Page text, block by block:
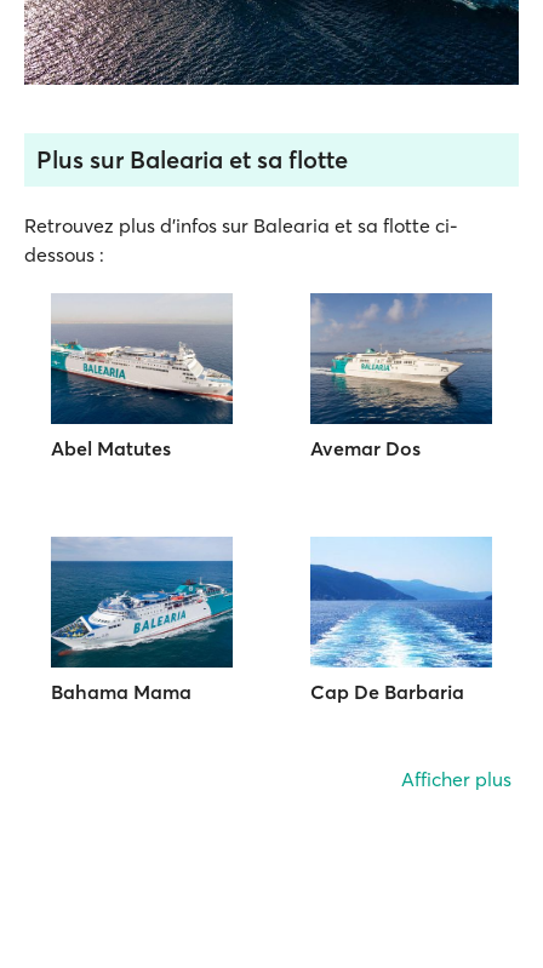
Plus sur Balearia et sa flotte
Retrouvez plus d'infos sur Balearia et sa flotte ci-
dessous :
Abel Matutes Avemar Dos
Bahama Mama Cap De Barbaria
Afficher plus